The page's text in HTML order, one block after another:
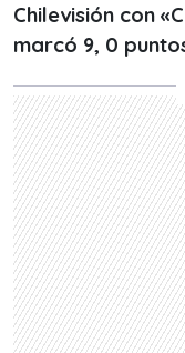
Chilevisión con
marcó 9, 0